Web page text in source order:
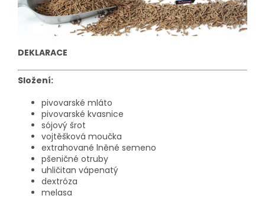
DEKLARACE
Složení:
pivovarské mláto
pivovarské kvasnice
sójový šrot
vojtěšková moučka
extrahované lněné semeno
pšeničné otruby
uhličitan vápenatý
dextróza
melasa